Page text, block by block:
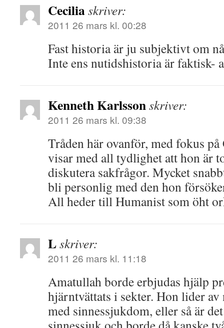
Ceciliaskriver:
2011 26 mars kl. 00:28
Fast historia är ju subjektivt om
Inte ens nutidshistoria är faktisk-
Kenneth Karlssonskriver:
2011 26 mars kl. 09:38
Tråden här ovanför, med fokus
visar med all tydlighet att hon är
diskutera sakfrågor. Mycket
bli personlig med den hon
All heder till Humanist som öht
Lskriver:
2011 26 mars kl. 11:18
Amatullah borde erbjudas hjälp
hjärntvättats i sekter. Hon lider
med sinnessjukdom, eller så är